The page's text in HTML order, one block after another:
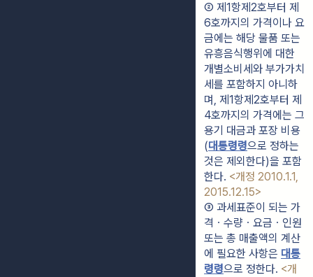
② 제1항제2호부터 제
6호까지의 가격이나 요
금에는 해당 물품 또는
유흥음식행위에 대한
개별소비세와 부가가치
세를 포함하지 아니하
며, 제1항제2호부터 제
4호까지의 가격에는 그
용기 대금과 포장 비용
(대통령령으로 정하는
것은 제외한다)을 포함
한다. <개정 2010.1.1,
2015.12.15>
③ 과세표준이 되는 가
격ㆍ수량ㆍ요금ㆍ인원
또는 총 매출액의 계산
에 필요한 사항은 대통
령령으로 정한다. <개